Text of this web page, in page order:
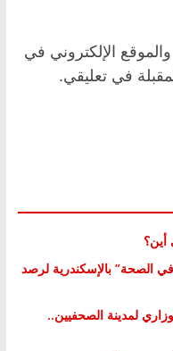
الإلكتروني في
في تعليقي.
الصحة” بالإسكندرية لرصد
لمدينة الصحفيين..